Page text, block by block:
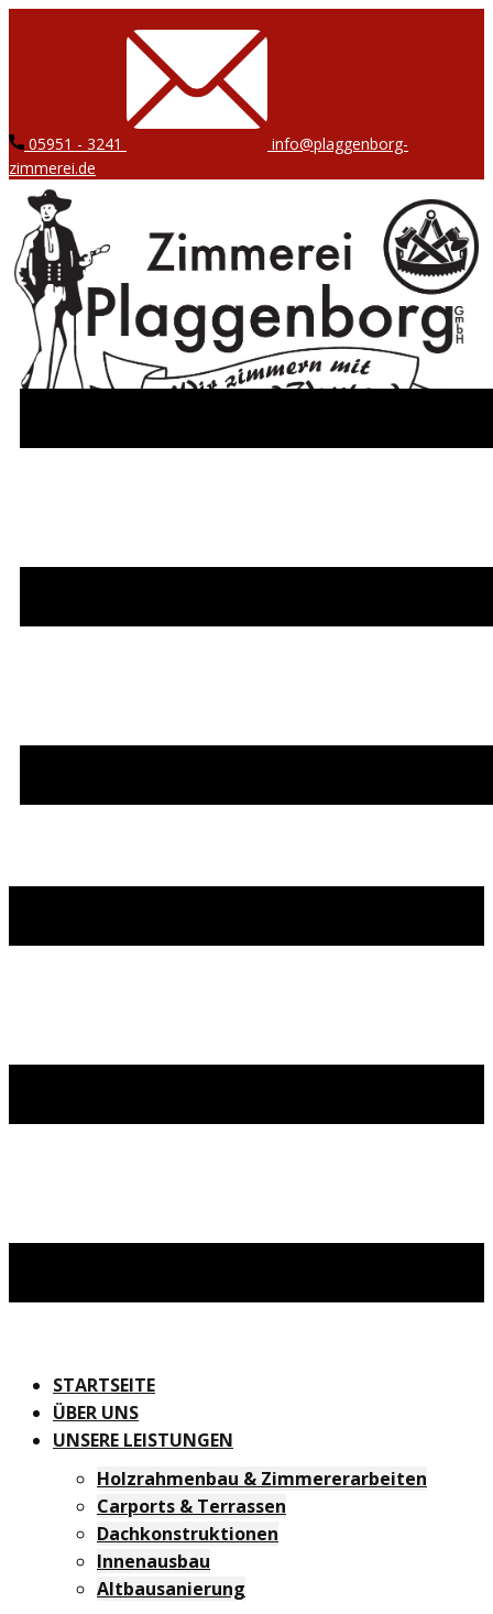
05951 - 3241
info@plaggenborg-
zimmerei.de
STARTSEITE
ÜBER UNS
UNSERE LEISTUNGEN
Holzrahmenbau & Zimmererarbeiten
Carports & Terrassen
Dachkonstruktionen
Innenausbau
Altbausanierung